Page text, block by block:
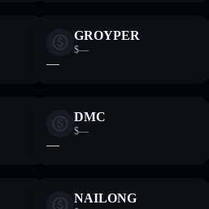
GROYPER
$—
—
DMC
$—
—
NAILONG